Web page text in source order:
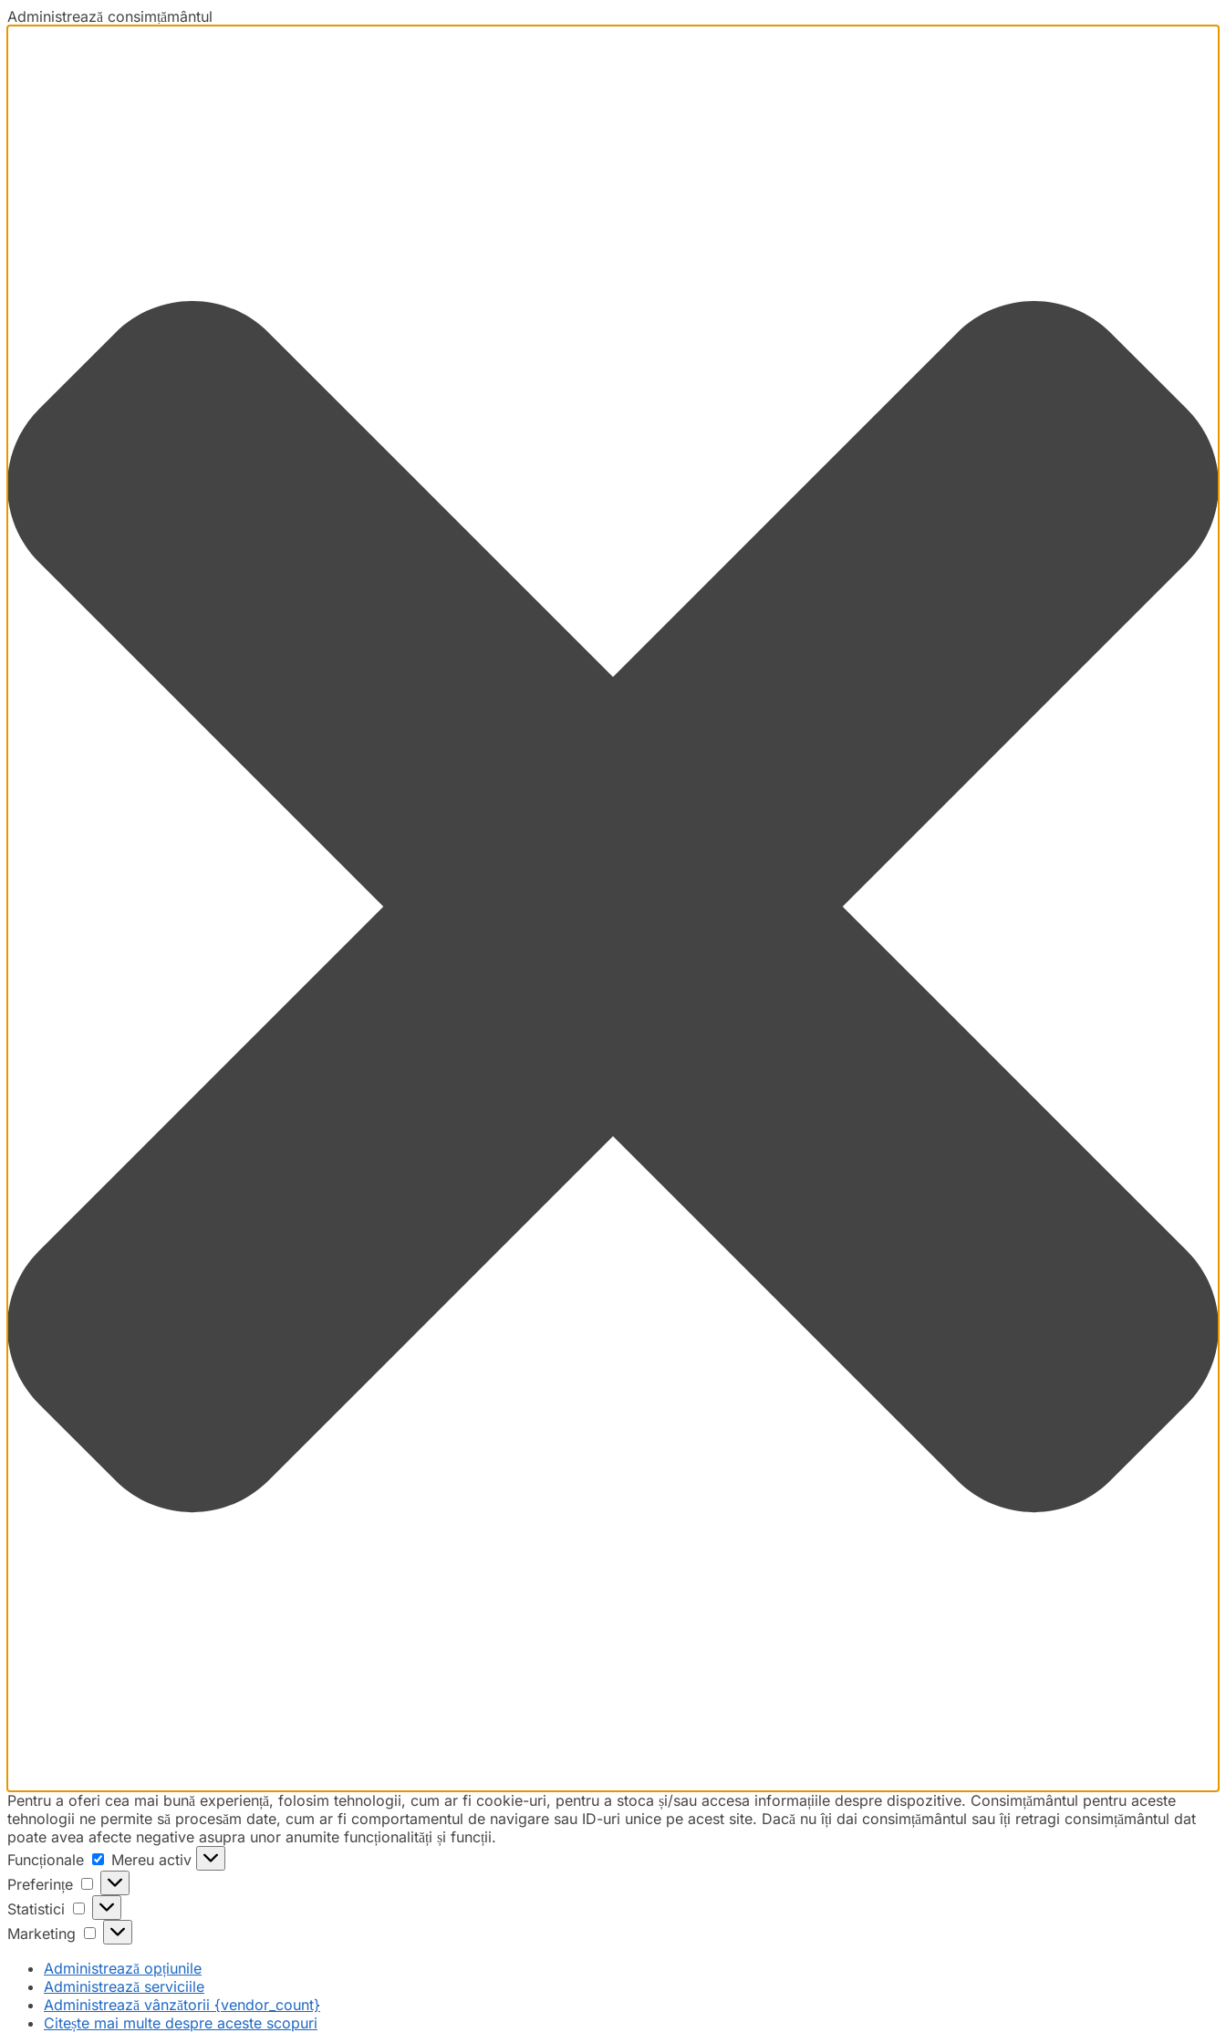
Administrează consimțământul
Pentru a oferi cea mai bună experiență, folosim tehnologii, cum ar fi cookie-uri, pentru a stoca și/sau accesa informațiile despre dispozitive. Consimțământul pentru aceste
tehnologii ne permite să procesăm date, cum ar fi comportamentul de navigare sau ID-uri unice pe acest site. Dacă nu îți dai consimțământul sau îți retragi consimțământul dat
poate avea afecte negative asupra unor anumite funcționalități și funcții.
Funcționale
Funcționale
Mereu activ
Preferințe
Preferințe
Statistici
Statistici
Marketing
Marketing
Administrează opțiunile
Administrează serviciile
Administrează vânzătorii {vendor_count}
Citește mai multe despre aceste scopuri